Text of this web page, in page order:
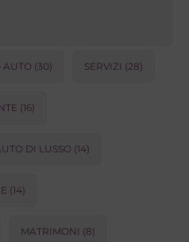
AUTO (30) SERVIZI (28)
(16)
DI LUSSO (14)
(14)
MATRIMONI (8)